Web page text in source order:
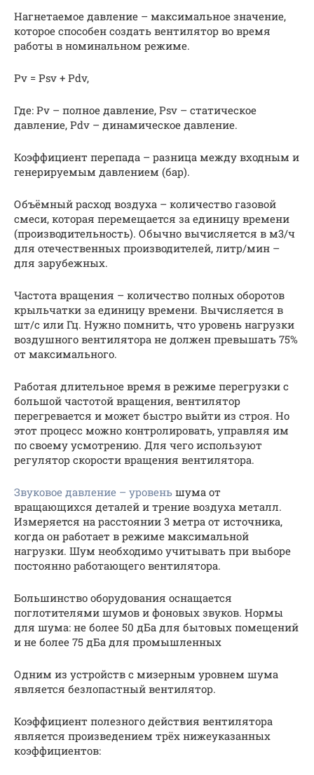
Нагнетаемое давление – максимальное значение,
которое способен создать вентилятор во время
работы в номинальном режиме.
Pv = Psv + Pdv,
Где: Pv – полное давление, Psv – статическое
давление, Pdv – динамическое давление.
Коэффициент перепада – разница между входным и
генерируемым давлением (бар).
Объёмный расход воздуха – количество газовой
смеси, которая перемещается за единицу времени
(производительность). Обычно вычисляется в м3/ч
для отечественных производителей, литр/мин –
для зарубежных.
Частота вращения – количество полных оборотов
крыльчатки за единицу времени. Вычисляется в
шт/с или Гц. Нужно помнить, что уровень нагрузки
воздушного вентилятора не должен превышать 75%
от максимального.
Работая длительное время в режиме перегрузки с
большой частотой вращения, вентилятор
перегревается и может быстро выйти из строя. Но
этот процесс можно контролировать, управляя им
по своему усмотрению. Для чего используют
регулятор скорости вращения вентилятора.
Звуковое давление – уровень шума от
вращающихся деталей и трение воздуха металл.
Измеряется на расстоянии 3 метра от источника,
когда он работает в режиме максимальной
нагрузки. Шум необходимо учитывать при выборе
постоянно работающего вентилятора.
Большинство оборудования оснащается
поглотителями шумов и фоновых звуков. Нормы
для шума: не более 50 дБа для бытовых помещений
и не более 75 дБа для промышленных
Одним из устройств с мизерным уровнем шума
является безлопастный вентилятор.
Коэффициент полезного действия вентилятора
является произведением трёх нижеуказанных
коэффициентов: